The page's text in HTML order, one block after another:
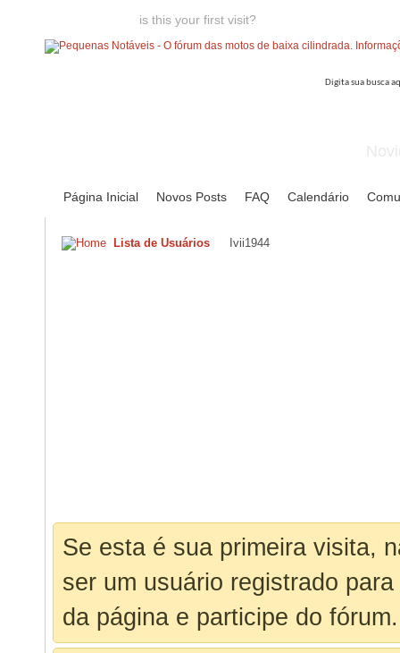
is this your first visit?
Página Inicial Novos Posts FAQ Calendário
Lista de Usuários Ivii1944
Se esta é sua primeira visita,
ser um usuário registrado
da página e participe do fórum.